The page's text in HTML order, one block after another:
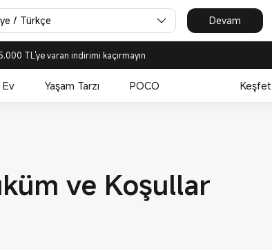
/ Türkçe Devam
TL'ye varan indirimi kaçırmayın
Ev Yaşam Tarzı POCO Keşfet
ve Koşullar